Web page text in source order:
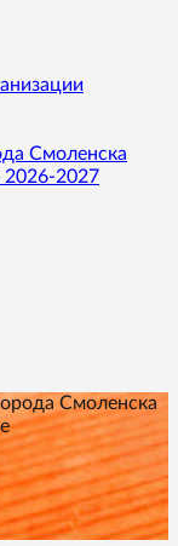
Смоленска
2026-2027
Смоленска